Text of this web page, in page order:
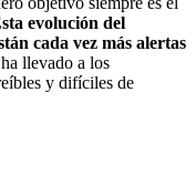
evolución del
cada vez más alertas
llevado a los
y difíciles de